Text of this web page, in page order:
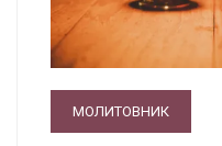
МОЛИТОВНИК